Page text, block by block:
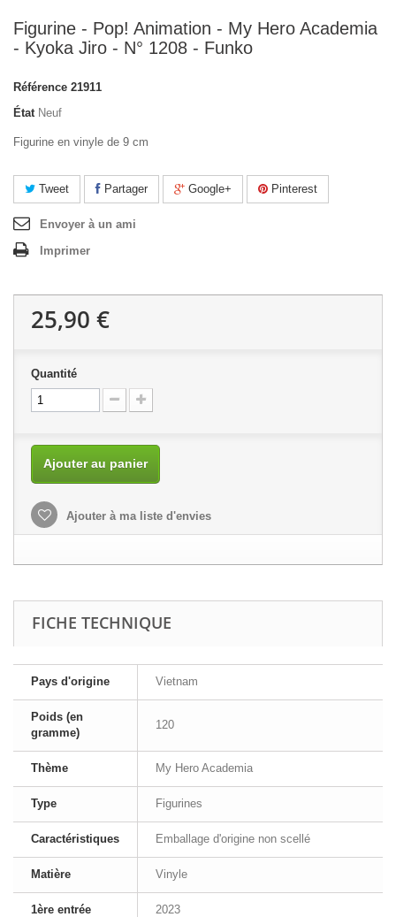
Figurine - Pop! Animation - My Hero Academia
- Kyoka Jiro - N° 1208 - Funko
Référence 21911
État Neuf
Figurine en vinyle de 9 cm
Tweet Partager Google+ Pinterest
Envoyer à un ami
Imprimer
25,90 €
Quantité
Ajouter au panier
Ajouter à ma liste d'envies
FICHE TECHNIQUE
Pays d'origine Vietnam
Poids (en
gramme)
120
Thème My Hero Academia
Type Figurines
Caractéristiques Emballage d'origine non scellé
Matière Vinyle
1ère entrée 2023